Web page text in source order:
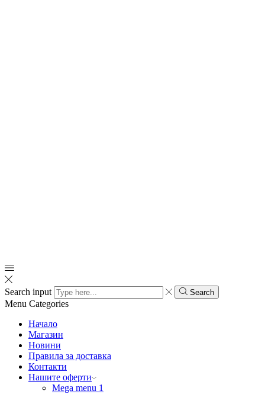
Search input Search
Menu Categories
Начало
Магазин
Новини
Правила за доставка
Контакти
Нашите оферти
Mega menu 1